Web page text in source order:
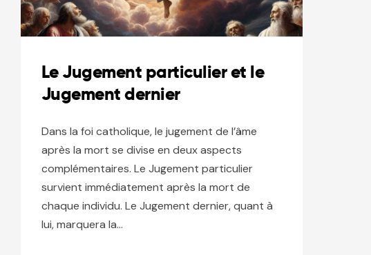
Le Jugement particulier et le
Jugement dernier
Dans la foi catholique, le jugement de l’âme
après la mort se divise en deux aspects
complémentaires. Le Jugement particulier
survient immédiatement après la mort de
chaque individu. Le Jugement dernier, quant à
lui, marquera la…